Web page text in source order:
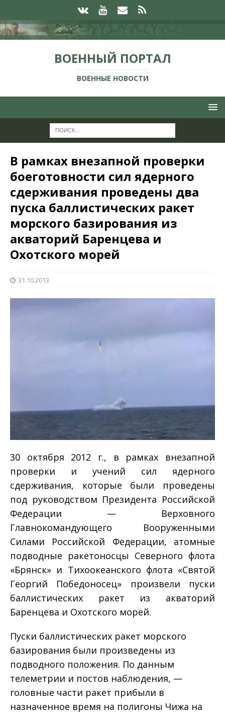
ВОЕННЫЙ ПОРТАЛ
ВОЕННЫЕ НОВОСТИ
В рамках внезапной проверки
боеготовности сил ядерного
сдерживания проведены два
пуска баллистических ракет
морского базирования из
акваторий Баренцева и
Охотского морей
31.10.2013
30 октября 2012 г., в рамках внезапной
проверки и учений сил ядерного
сдерживания, которые были проведены
под руководством Президента Российской
Федерации — Верховного
Главнокомандующего Вооруженными
Силами Российской Федерации, атомные
подводные ракетоносцы Северного флота
«Брянск» и Тихоокеанского флота «Святой
Георгий Победоносец» произвели пуски
баллистических ракет из акваторий
Баренцева и Охотского морей.
Пуски баллистических ракет морского
базирования были произведены из
подводного положения. По данным
телеметрии и постов наблюдения, —
головные части ракет прибыли в
назначенное время на полигоны Чижа на